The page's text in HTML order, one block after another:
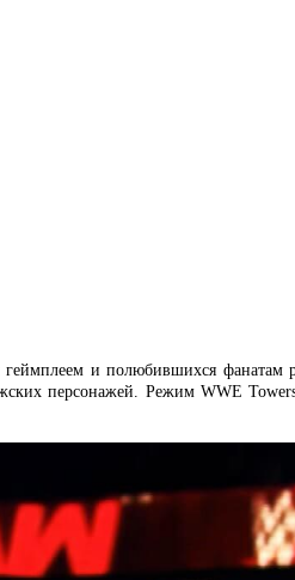
геймплеем и полюбившихся
персонажей. Режим WWE